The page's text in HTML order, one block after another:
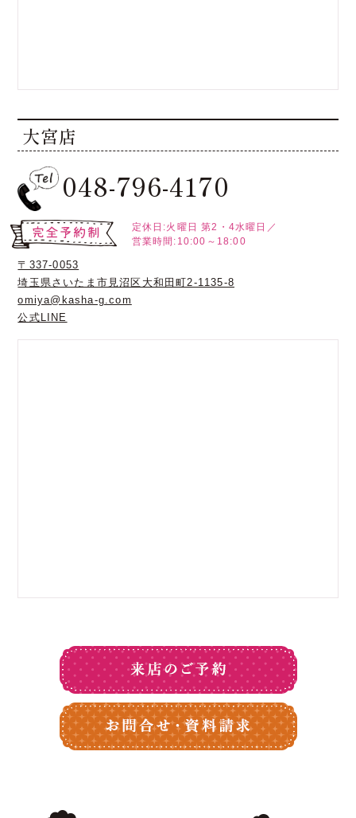
大宮店
048-796-4170
定休日:火曜日 第2・4水曜日／
営業時間:10:00～18:00
〒337-0053
埼玉県さいたま市見沼区大和田町2-1135-8
omiya@kasha-g.com
公式LINE